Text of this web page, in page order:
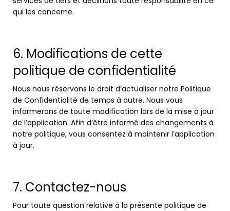
qui les concerne.
6. Modifications de cette
politique de confidentialité
Nous nous réservons le droit d’actualiser notre Politique
de Confidentialité de temps à autre. Nous vous
informerons de toute modification lors de la mise à jour
de l’application. Afin d’être informé des changements à
notre politique, vous consentez à maintenir l’application
à jour.
7. Contactez-nous
Pour toute question relative à la présente politique de